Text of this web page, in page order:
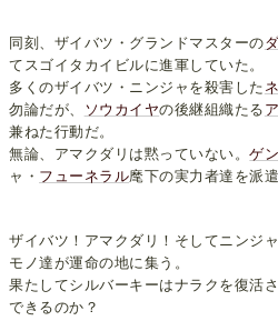
同刻、ザイバツ・グランドマスターの
てスゴイタカイビルに進軍していた。
多くのザイバツ・ニンジャを殺害した
勿論だが、
ソウカイヤの後継組織たる
兼ねた行動だ。
無論、アマクダリは黙っていない。ゲ
ャ・ フューネラル麾下の実力者達を派
ザイバツ！アマクダリ！そしてニンジ
モノ達が運命の地に集う。
果たしてシルバーキーはナラクを復活
できるのか？